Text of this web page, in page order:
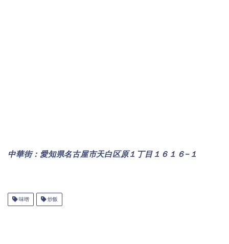
中華街：愛知県名古屋市天白区原１丁目１６１６−１
味噌 炒飯